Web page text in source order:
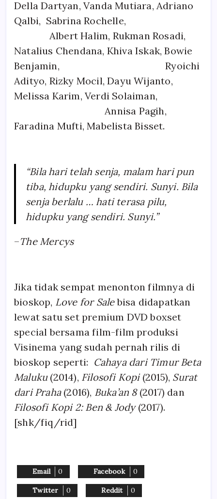
Della Dartyan, Vanda Mutiara, Adriano
Qalbi, Sabrina Rochelle,
Albert Halim, Rukman Rosadi,
Natalius Chendana, Khiva Iskak, Bowie
Benjamin, Ryoichi
Adityo, Rizky Mocil, Dayu Wijanto,
Melissa Karim, Verdi Solaiman,
Annisa Pagih,
Faradina Mufti, Mabelista Bisset.
“Bila hari telah senja, malam hari pun
tiba, hidupku yang sendiri. Sunyi. Bila
senja berlalu … hati terasa pilu,
hidupku yang sendiri. Sunyi.”
–The Mercys
Jika tidak sempat menonton filmnya di
bioskop, Love for Salebisa didapatkan
lewat satu set premium DVD boxset
special bersama film-film produksi
Visinema yang sudah pernah rilis di
bioskop seperti: Cahaya dari Timur Beta
Maluku(2014), Filosofi Kopi(2015), Surat
dari Praha(2016), Buka’an 8(2017) dan
Filosofi Kopi 2: Ben & Jody(2017).
[shk/fiq/rid]
Email 0 Facebook 0
Twitter 0 Reddit 0